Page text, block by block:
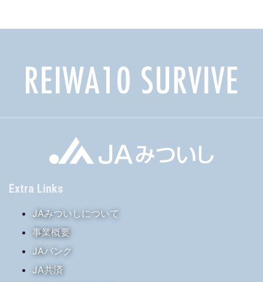
Extra Links
JAみついしについて
事業概要
JAバンク
JA共済